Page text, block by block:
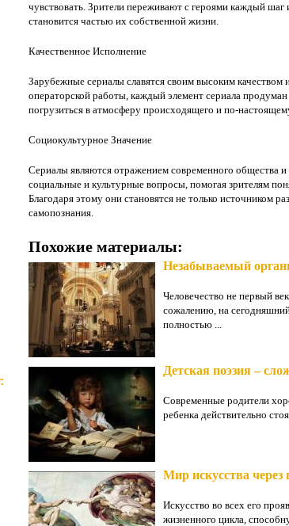
чувствовать. Зрители переживают с героями каждый
становится частью их собственной жизни.
Качественное Исполнение
Зарубежные сериалы славятся своим высоким качеством
операторской работы, каждый элемент сериала
погрузиться в атмосферу происходящего и по-
Социокультурное Значение
Сериалы являются отражением современного общества
социальные и культурные вопросы, помогая зрителям
Благодаря этому они становятся не только источником
самопознания.
Похожие материалы:
Незабываемый
Человечество не первый
сожалению, на
полностью ...
Детская поэзия –
Современные родители
ребенка действительно
Мир искусства через
Искусство во всех его
жизненного цикла,